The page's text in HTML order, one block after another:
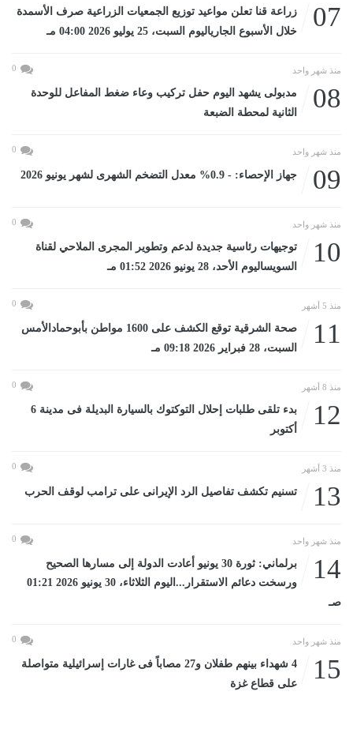
07
زراعة قنا تعلن مواعيد توزيع الجمعيات الزراعية صرف الأسمدة
خلال الأسبوع الجارياليوم السبت، 25 يوليو 2026 04:00 مـ
منذ شهر واحد 0
08
مدبولى يشهد اليوم حفل تركيب وعاء ضغط المفاعل للوحدة
الثانية لمحطة الضبعة
منذ شهر واحد 0
09 جهاز الإحصاء: - 0.9% معدل التضخم الشهرى لشهر يونيو 2026
منذ شهر واحد 0
10
توجيهات رئاسية جديدة لدعم وتطوير المجرى الملاحي لقناة
السويساليوم الأحد، 28 يونيو 2026 01:52 مـ
منذ 5 أشهر 0
11
صحة الشرقية توقع الكشف على 1600 مواطن بأبوحمادالأمس
السبت، 28 فبراير 2026 09:18 مـ
منذ 8 أشهر 0
12
بدء تلقى طلبات إحلال التوكتوك بالسيارة البديلة فى مدينة 6
أكتوبر
منذ 3 أشهر 0
13 تسنيم تكشف تفاصيل الرد الإيرانى على ترامب لوقف الحرب
منذ شهر واحد 0
14
برلماني: ثورة 30 يونيو أعادت الدولة إلى مسارها الصحيح
ورسخت دعائم الاستقرار...اليوم الثلاثاء، 30 يونيو 2026 01:21
صـ
منذ شهر واحد 0
15
4 شهداء بينهم طفلان و27 مصاباً فى غارات إسرائيلية متواصلة
على قطاع غزة